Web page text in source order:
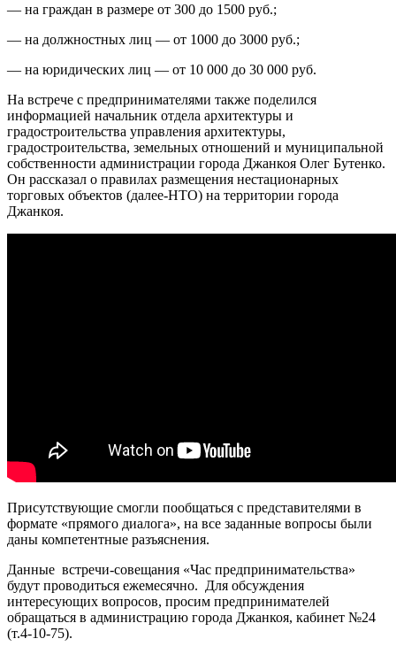
— на граждан в размере от 300 до 1500 руб.;
— на должностных лиц — от 1000 до 3000 руб.;
— на юридических лиц — от 10 000 до 30 000 руб.
На встрече с предпринимателями также поделился
информацией начальник отдела архитектуры и
градостроительства управления архитектуры,
градостроительства, земельных отношений и муниципальной
собственности администрации города Джанкоя Олег Бутенко.
Он рассказал о правилах размещения нестационарных
торговых объектов (далее-НТО) на территории города
Джанкоя.
Присутствующие смогли пообщаться с представителями в
формате «прямого диалога», на все заданные вопросы были
даны компетентные разъяснения.
Данные встречи-совещания «Час предпринимательства»
будут проводиться ежемесячно. Для обсуждения
интересующих вопросов, просим предпринимателей
обращаться в администрацию города Джанкоя, кабинет №24
(т.4-10-75).